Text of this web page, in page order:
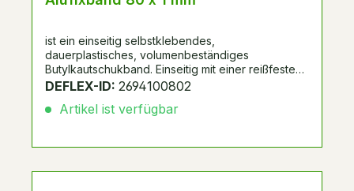
ist ein einseitig selbstklebendes,
dauerplastisches, volumenbeständiges
Butylkautschukband. Einseitig mit einer reißfesten
Kunststoff-Aluminiumverbundfolie kaschiert. UV-
DEFLEX-ID: 2694100802
Artikel ist verfügbar